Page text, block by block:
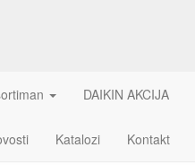
DAIKIN AKCIJA
Katalozi Kontakt